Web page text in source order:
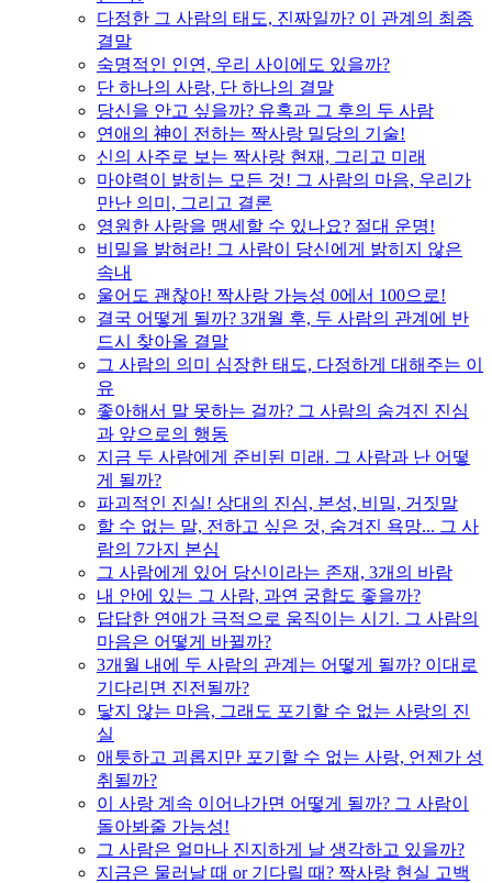
다정한 그 사람의 태도, 진짜일까? 이 관계의 최종
결말
숙명적인 인연, 우리 사이에도 있을까?
단 하나의 사랑, 단 하나의 결말
당신을 안고 싶을까? 유혹과 그 후의 두 사람
연애의 神이 전하는 짝사랑 밀당의 기술!
신의 사주로 보는 짝사랑 현재, 그리고 미래
마야력이 밝히는 모든 것! 그 사람의 마음, 우리가
만난 의미, 그리고 결론
영원한 사랑을 맹세할 수 있나요? 절대 운명!
비밀을 밝혀라! 그 사람이 당신에게 밝히지 않은
속내
울어도 괜찮아! 짝사랑 가능성 0에서 100으로!
결국 어떻게 될까? 3개월 후, 두 사람의 관계에 반
드시 찾아올 결말
그 사람의 의미 심장한 태도, 다정하게 대해주는 이
유
좋아해서 말 못하는 걸까? 그 사람의 숨겨진 진심
과 앞으로의 행동
지금 두 사람에게 준비된 미래. 그 사람과 난 어떻
게 될까?
파괴적인 진실! 상대의 진심, 본성, 비밀, 거짓말
할 수 없는 말, 전하고 싶은 것, 숨겨진 욕망... 그 사
람의 7가지 본심
그 사람에게 있어 당신이라는 존재, 3개의 바람
내 안에 있는 그 사람, 과연 궁합도 좋을까?
답답한 연애가 극적으로 움직이는 시기. 그 사람의
마음은 어떻게 바뀔까?
3개월 내에 두 사람의 관계는 어떻게 될까? 이대로
기다리면 진전될까?
닿지 않는 마음, 그래도 포기할 수 없는 사랑의 진
실
애틋하고 괴롭지만 포기할 수 없는 사랑, 언젠가 성
취될까?
이 사랑 계속 이어나가면 어떻게 될까? 그 사람이
돌아봐줄 가능성!
그 사람은 얼마나 진지하게 날 생각하고 있을까?
지금은 물러날 때 or 기다릴 때? 짝사랑 현실 고백